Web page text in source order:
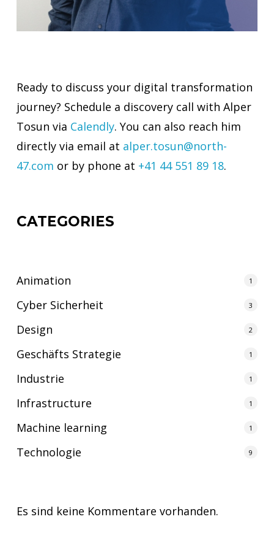
Ready to discuss your digital transformation
journey? Schedule a discovery call with Alper
Tosun via Calendly. You can also reach him
directly via email at alper.tosun@north-
47.com or by phone at +41 44 551 89 18.
CATEGORIES
Animation 1
Cyber Sicherheit 3
Design 2
Geschäfts Strategie 1
Industrie 1
Infrastructure 1
Machine learning 1
Technologie 9
Es sind keine Kommentare vorhanden.